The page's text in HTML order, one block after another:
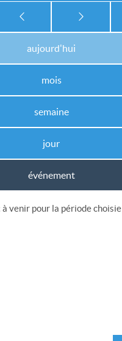
aujourd'hui
mois
semaine
jour
événement
à venir pour la période choisie